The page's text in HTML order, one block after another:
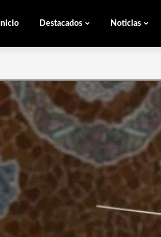
Inicio Destacados Noticias